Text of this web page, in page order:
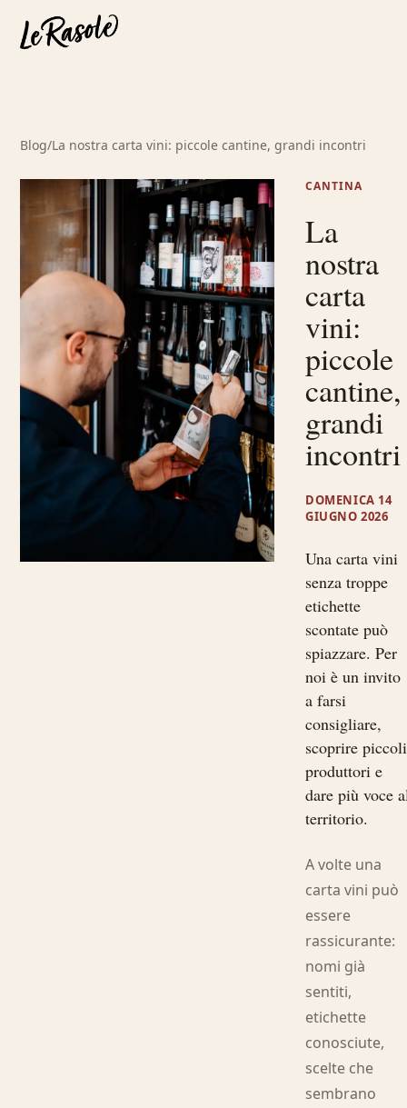
Blog/La nostra carta vini: piccole cantine, grandi incontri
CANTINA
La
nostra
carta
vini:
piccole
cantine,
grandi
incontri
DOMENICA 14
GIUGNO 2026
Una carta vini
senza troppe
etichette
scontate può
spiazzare. Per
noi è un invito
a farsi
consigliare,
scoprire piccoli
produttori e
dare più voce
territorio.
A volte una
carta vini può
essere
rassicurante:
nomi già
sentiti,
etichette
conosciute,
scelte che
sembrano